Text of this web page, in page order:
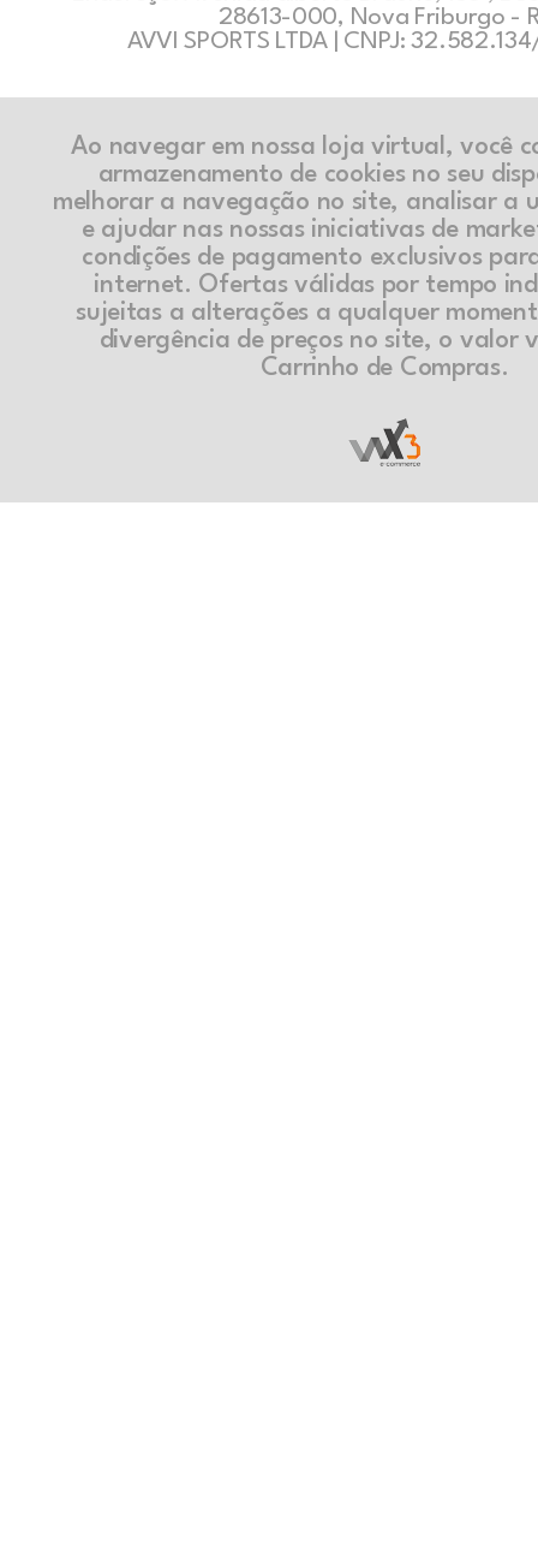
28613-000, Nova Friburgo -
AVVI SPORTS LTDA | CNPJ:
Ao navegar em nossa loja virtual, você
armazenamento de cookies no seu
melhorar a navegação no site, analisar a
e ajudar nas nossas iniciativas de
condições de pagamento exclusivos
internet. Ofertas válidas por tempo
sujeitas a alterações a qualquer
divergência de preços no site, o valor
Carrinho de Compras.